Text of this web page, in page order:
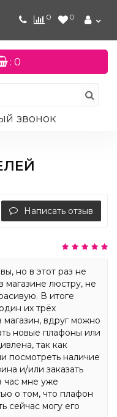
0 0
: 0
звонок
Написать отзыв
но в этот раз не
магазине люстру, не
В итоге
их трёх
вдруг можно
новые плафоны или
так как
посмотреть наличие
и/или заказать
час мне уже
о том, что плафон
сейчас могу его